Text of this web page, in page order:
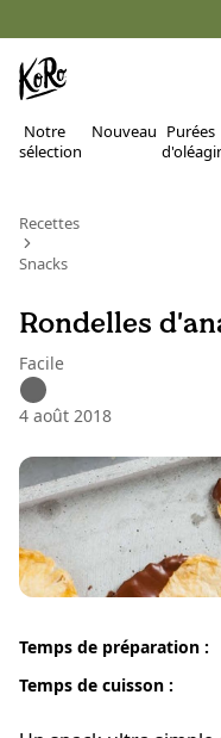
Notre
sélection
Nouveau Purées
Recettes
Snacks
Rondelles
Facile
4 août 2018
Temps de préparation :
Temps de cuisson :